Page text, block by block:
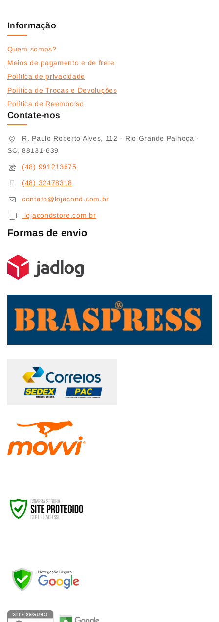
Informação
Quem somos?
Meios de pagamento e de frete
Política de privacidade
Política de Trocas e Devoluções
Política de Reembolso
Contate-nos
R. Paulo Roberto Alves, 112 - Rio Grande Palhoça -
SC, 88131-639
(48) 991213675
(48) 32478318
contato@lojacond.com.br
lojacondstore.com.br
Formas de envio